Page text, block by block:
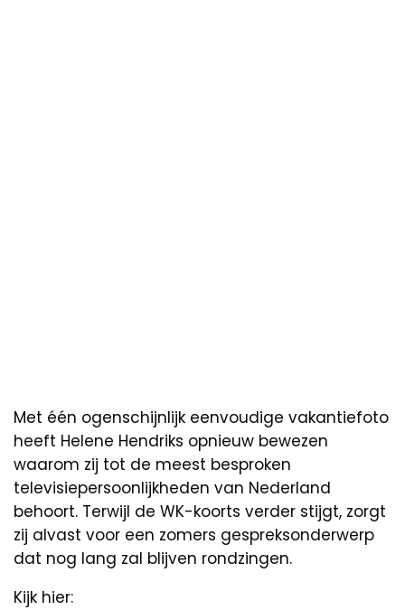
Met één ogenschijnlijk eenvoudige vakantiefoto
heeft Helene Hendriks opnieuw bewezen
waarom zij tot de meest besproken
televisiepersoonlijkheden van Nederland
behoort. Terwijl de WK-koorts verder stijgt, zorgt
zij alvast voor een zomers gespreksonderwerp
dat nog lang zal blijven rondzingen.
Kijk hier: